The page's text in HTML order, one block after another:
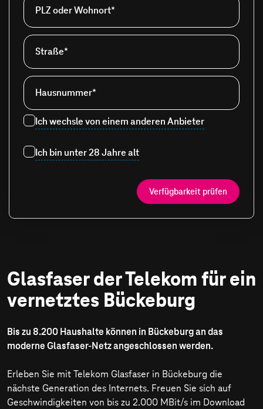
PLZ oder Wohnort*
Straße*
Hausnummer*
Ich wechsle von einem anderen Anbieter
Ich bin unter 28 Jahre alt
Verfügbarkeit prüfen
Glasfaser der Telekom für ein
vernetztes Bückeburg
Bis zu 8.200 Haushalte können in Bückeburg an das
moderne Glasfaser-Netz angeschlossen werden.
Erleben Sie mit Telekom Glasfaser in Bückeburg die
nächste Generation des Internets. Freuen Sie sich auf
Geschwindigkeiten von bis zu 2.000 MBit/s im Download